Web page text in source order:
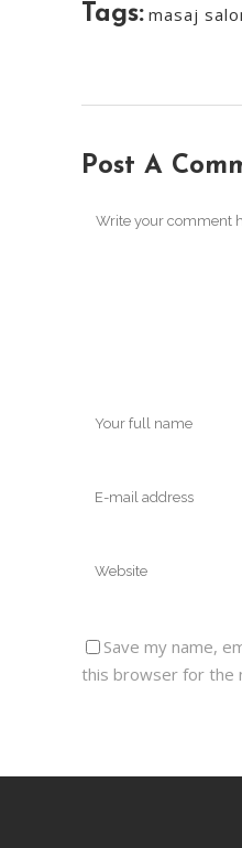
Tags: masaj
Post A
Save my name,
this browser for the